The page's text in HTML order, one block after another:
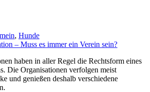
, Hunde
haben in aller Regel die Rechtsform eines
Die Organisationen verfolgen meist
und genießen deshalb verschiedene